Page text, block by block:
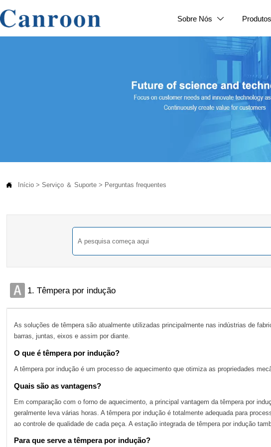
Sobre Nós  Produtos
 Início > Serviço ＆ Suporte > Perguntas frequentes
1. Têmpera por indução
As soluções de têmpera são atualmente utilizadas principalmente nas indústrias de
barras, juntas, eixos e assim por diante.
O que é têmpera por indução?
A têmpera por indução é um processo de aquecimento que otimiza as propriedades
Quais são as vantagens?
Em comparação com o forno de aquecimento, a principal vantagem da têmpera por
geralmente leva várias horas. A têmpera por indução é totalmente adequada para
ao controle de qualidade de cada peça. A estação integrada de têmpera por indução
Para que serve a têmpera por indução?